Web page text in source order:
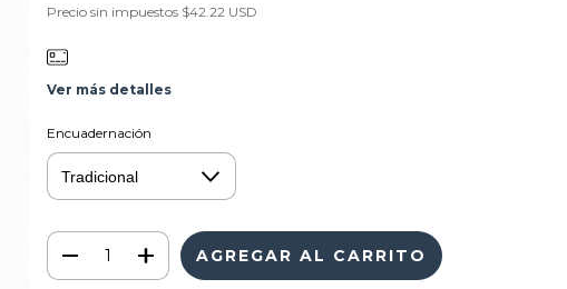
Precio sin impuestos $42.22 USD
Ver más detalles
Encuadernación